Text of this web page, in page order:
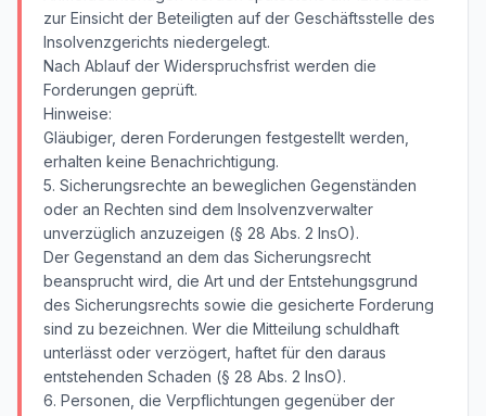
zur Einsicht der Beteiligten auf der Geschäftsstelle des
Insolvenzgerichts niedergelegt.
Nach Ablauf der Widerspruchsfrist werden die
Forderungen geprüft.
Hinweise:
Gläubiger, deren Forderungen festgestellt werden,
erhalten keine Benachrichtigung.
5. Sicherungsrechte an beweglichen Gegenständen
oder an Rechten sind dem Insolvenzverwalter
unverzüglich anzuzeigen (§ 28 Abs. 2 InsO).
Der Gegenstand an dem das Sicherungsrecht
beansprucht wird, die Art und der Entstehungsgrund
des Sicherungsrechts sowie die gesicherte Forderung
sind zu bezeichnen. Wer die Mitteilung schuldhaft
unterlässt oder verzögert, haftet für den daraus
entstehenden Schaden (§ 28 Abs. 2 InsO).
6. Personen, die Verpflichtungen gegenüber der